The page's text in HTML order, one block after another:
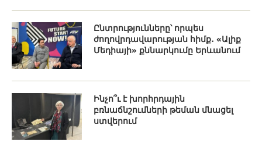
Ընտրությունները՝ որպես
ժողովրդավարության հիմք․ «Ալիք
Մեդիայի» քննարկումը Երևանում
Ինչո՞ւ է խորհրդային
բռնաճնշումների թեման մնացել
ստվերում